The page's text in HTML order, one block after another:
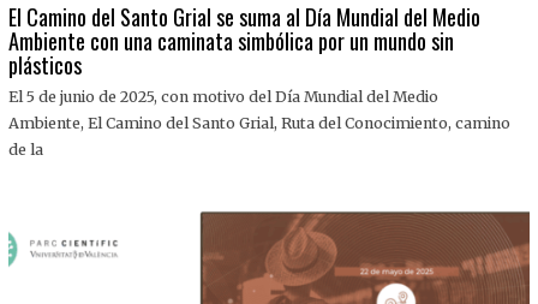
J
U
N
,
0
El Camino del Santo Grial se suma al Día Mundial del Medio
Ambiente con una caminata simbólica por un mundo sin
plásticos
El 5 de junio de 2025, con motivo del Día Mundial del Medio
Ambiente, El Camino del Santo Grial, Ruta del Conocimiento, camino
de la